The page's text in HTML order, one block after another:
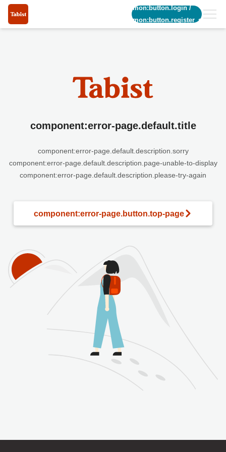
common:button.login/
common:button.register_short
component:error-page.default.title
component:error-page.default.description.sorry
component:error-page.default.description.page-unable-to-display
component:error-page.default.description.please-try-again
component:error-page.button.top-page